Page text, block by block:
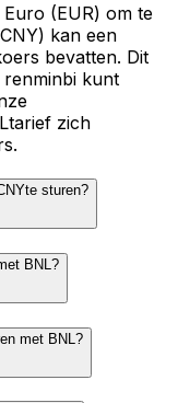
(EUR) om te
kan een
bevatten. Dit
renminbi kunt
zich
sturen?
BNL?
met BNL?